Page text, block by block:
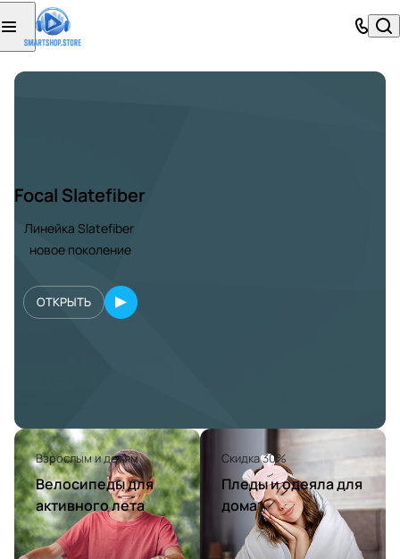
Focal Slatefiber
Линейка Slatefiber
новое поколение
ОТКРЫТЬ
Взрослым и детям
Велосипеды для
активного лета
Скидка 30%
Пледы и одеяла для
дома